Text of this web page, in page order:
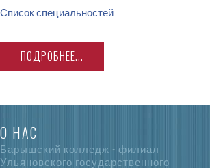
Список специальностей
ПОДРОБНЕЕ...
О НАС
Барышский колледж - филиал
Ульяновского государственного